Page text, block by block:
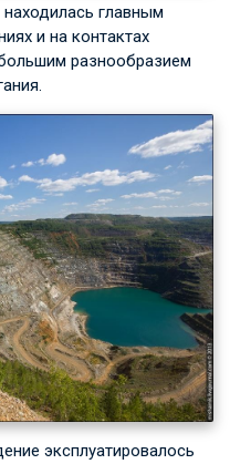
главным
и на контактах
разнообразием
эксплуатировалось